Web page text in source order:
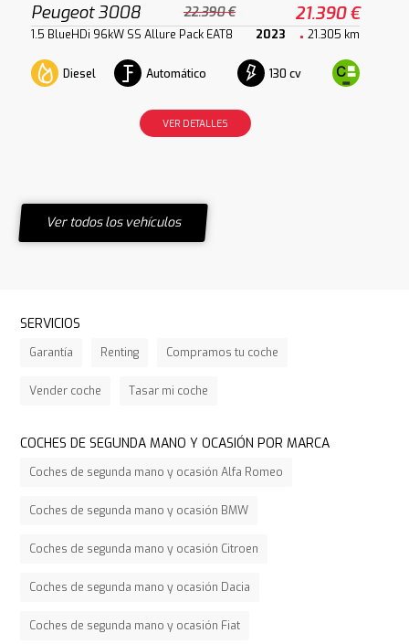
Peugeot 3008 22.390 € 21.390 €
1.5 BlueHDi 96kW SS Allure Pack EAT8 2023 21.305 km
Diesel Automático 130 cv
VER DETALLES
Ver todos los vehículos
SERVICIOS
Garantía Renting Compramos tu coche
Vender coche Tasar mi coche
COCHES DE SEGUNDA MANO Y OCASIÓN POR MARCA
Coches de segunda mano y ocasión Alfa Romeo
Coches de segunda mano y ocasión BMW
Coches de segunda mano y ocasión Citroen
Coches de segunda mano y ocasión Dacia
Coches de segunda mano y ocasión Fiat